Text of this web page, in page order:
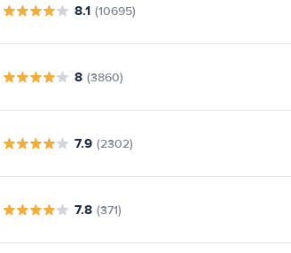
8.1 (10695)
8 (3860)
7.9 (2302)
7.8 (371)